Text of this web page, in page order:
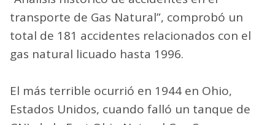
transporte de Gas Natural”, comprobó un
total de 181 accidentes relacionados con el
gas natural licuado hasta 1996.
El más terrible ocurrió en 1944 en Ohio,
Estados Unidos, cuando falló un tanque de